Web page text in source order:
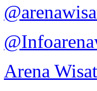
Arena